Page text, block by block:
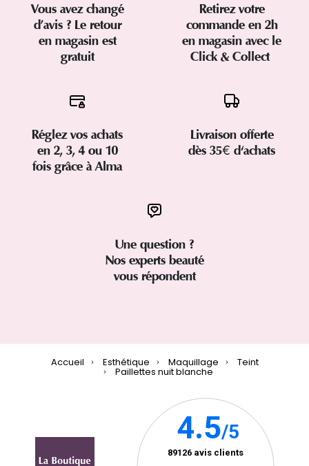
Vous avez changé
d’avis ? Le retour
en magasin est
gratuit
Retirez votre
commande en 2h
en magasin avec le
Click & Collect
Réglez vos achats
en 2, 3, 4 ou 10
fois grâce à Alma
Livraison offerte
dès 35€ d'achats
Une question ?
Nos experts beauté
vous répondent
Accueil Esthétique Maquillage Teint
Paillettes nuit blanche